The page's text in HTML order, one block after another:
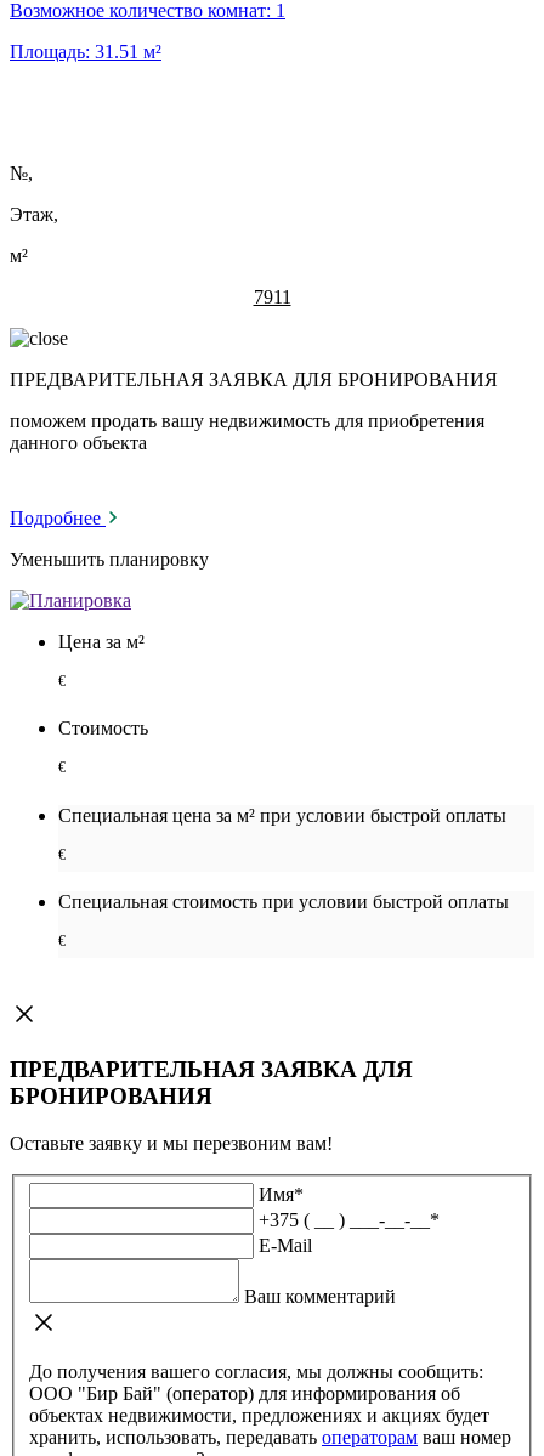
Возможное количество комнат: 1
Площадь: 31.51 м²
№,
Этаж,
м²
7911
ПРЕДВАРИТЕЛЬНАЯ ЗАЯВКА ДЛЯ БРОНИРОВАНИЯ
поможем продать вашу недвижимость для приобретения
данного объекта
Подробнее
Уменьшить планировку
Цена за м²
€
Стоимость
€
Специальная цена за м² при условии быстрой оплаты
€
Специальная cтоимость при условии быстрой оплаты
€
ПРЕДВАРИТЕЛЬНАЯ ЗАЯВКА ДЛЯ
БРОНИРОВАНИЯ
Оставьте заявку и мы перезвоним вам!
Имя*
+375 ( __ ) ___-__-__ *
E-Mail
Ваш комментарий
До получения вашего согласия, мы должны сообщить:
ООО "Бир Бай" (оператор) для информирования об
объектах недвижимости, предложениях и акциях будет
хранить, использовать, передавать операторам